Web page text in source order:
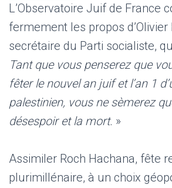
L’Observatoire Juif de France
fermement les propos
secrétaire du Parti socialiste,
Tant que vous penserez que
fêter le nouvel an juif et l’an 1
palestinien, vous ne sèmerez
désespoir et la mort. »
Assimiler Roch Hachana, fête
plurimillénaire, à un choix